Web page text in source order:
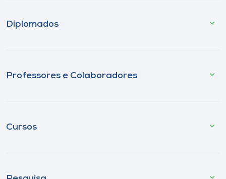
Diplomados
Professores e Colaboradores
Cursos